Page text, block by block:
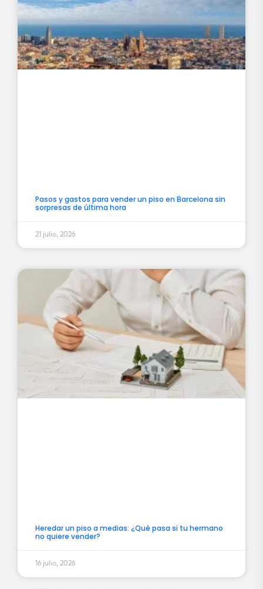
Pasos y gastos para vender un piso en Barcelona sin
sorpresas de última hora
21 julio, 2026
Heredar un piso a medias: ¿Qué pasa si tu hermano
no quiere vender?
16 julio, 2026